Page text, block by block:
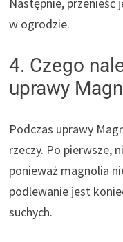
w ogrodzie.
4. Czego
uprawy
Podczas uprawy
rzeczy. Po pierwsze,
ponieważ magnolia
podlewanie jest
suchych.